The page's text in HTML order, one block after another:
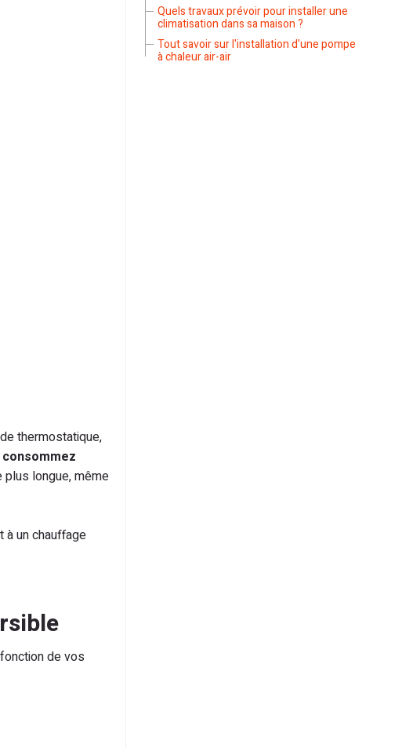
thermostatique,
plus longue, même
à un chauffage
de vos
Quels travaux prévoir pour installer une
climatisation dans sa maison ?
Tout savoir sur l'installation d'une pompe
à chaleur air-air